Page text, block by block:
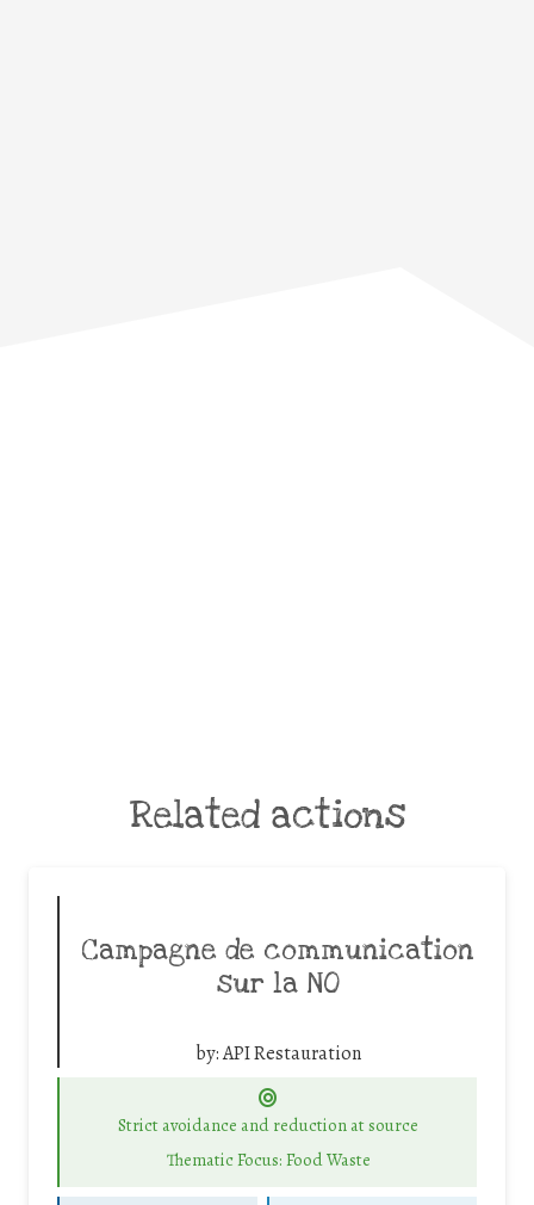
Related actions
Campagne de communication
sur la NO
by:API Restauration
Strict avoidance and reduction at source
Thematic Focus: Food Waste